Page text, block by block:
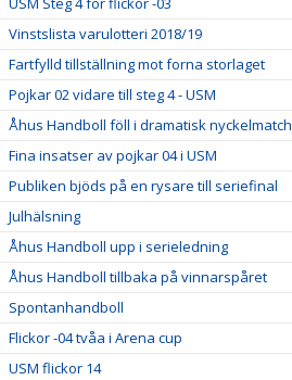
Vinstslista varulotteri 2018/19
Fartfylld tillställning mot forna storlaget
Pojkar 02 vidare till steg 4 - USM
Åhus Handboll föll i dramatisk nyckelmatch
Fina insatser av pojkar 04 i USM
Publiken bjöds på en rysare till seriefinal
Julhälsning
Åhus Handboll upp i serieledning
Åhus Handboll tillbaka på vinnarspåret
Spontanhandboll
Flickor -04 tvåa i Arena cup
USM flickor 14